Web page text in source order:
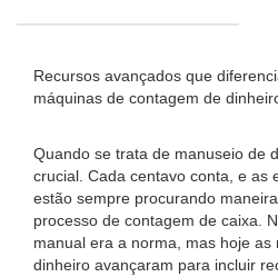
Recursos avançados que
máquinas de contagem de
Quando se trata de manuseio de
crucial. Cada centavo conta, e as
estão sempre procurando
processo de contagem de caixa.
manual era a norma, mas hoje
dinheiro avançaram para incluir